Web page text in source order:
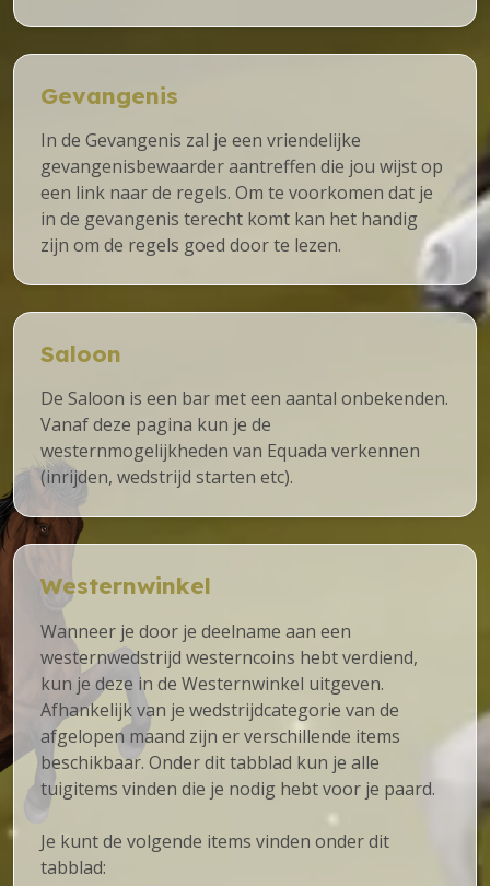
Gevangenis
In de Gevangenis zal je een vriendelijke
gevangenisbewaarder aantreffen die jou wijst op
een link naar de regels. Om te voorkomen dat je
in de gevangenis terecht komt kan het handig
zijn om de regels goed door te lezen.
Saloon
De Saloon is een bar met een aantal onbekenden.
Vanaf deze pagina kun je de
westernmogelijkheden van Equada verkennen
(inrijden, wedstrijd starten etc).
Westernwinkel
Wanneer je door je deelname aan een
westernwedstrijd westerncoins hebt verdiend,
kun je deze in de Westernwinkel uitgeven.
Afhankelijk van je wedstrijdcategorie van de
afgelopen maand zijn er verschillende items
beschikbaar. Onder dit tabblad kun je alle
tuigitems vinden die je nodig hebt voor je paard.
Je kunt de volgende items vinden onder dit
tabblad: